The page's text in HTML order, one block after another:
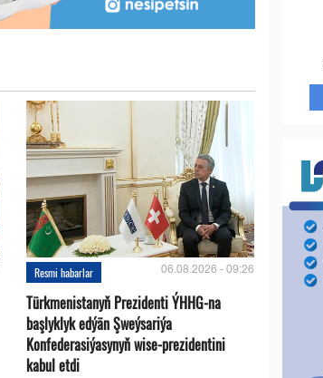
Resmi habarlar 06.08.2026 - 09:26
Türkmenistanyň Prezidenti ÝHHG-na
başlyklyk edýän Şweýsariýa
Konfederasiýasynyň wise-prezidentini
kabul etdi